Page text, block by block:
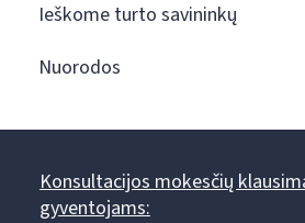
Ieškome turto savininkų
Nuorodos
Konsultacijos mokesčių
gyventojams: